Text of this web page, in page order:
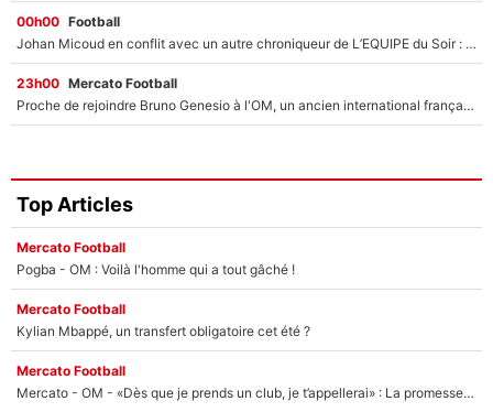
00h00 Football
Johan Micoud en conflit avec un autre chroniqueur de L’EQUIPE du Soir : «Pendant un moment, je ne les ai pas remis ensemble dans l'émission»
23h00 Mercato Football
Proche de rejoindre Bruno Genesio à l'OM, un ancien international français va finalement débarquer... sur RMC !
Top Articles
Mercato Football
Pogba - OM : Voilà l'homme qui a tout gâché !
Mercato Football
Kylian Mbappé, un transfert obligatoire cet été ?
Mercato Football
Mercato - OM - «Dès que je prends un club, je t’appellerai» : La promesse de Marcelino au moment de claquer la porte